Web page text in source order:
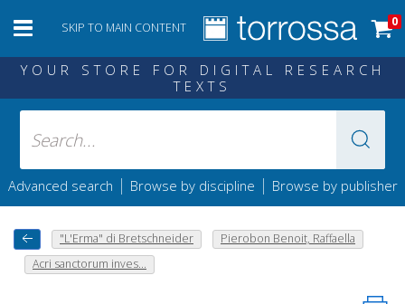
SKIP TO MAIN CONTENT 0
YOUR STORE FOR DIGITAL RESEARCH
TEXTS
Advanced search | Browse by discipline | Browse by publisher
"L'Erma" di Bretschneider
Pierobon Benoit, Raffaella
Acri sanctorum inves...